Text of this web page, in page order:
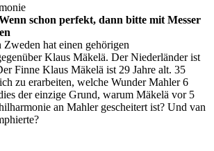
schon perfekt, dann bitte mit Messer
Zweden hat einen gehörigen
Klaus Mäkelä. Der Niederländer ist
Finne Klaus Mäkelä ist 29 Jahre alt. 35
zu erarbeiten, welche Wunder Mahler 6
der einzige Grund, warum Mäkelä vor 5
an Mahler gescheitert ist? Und van